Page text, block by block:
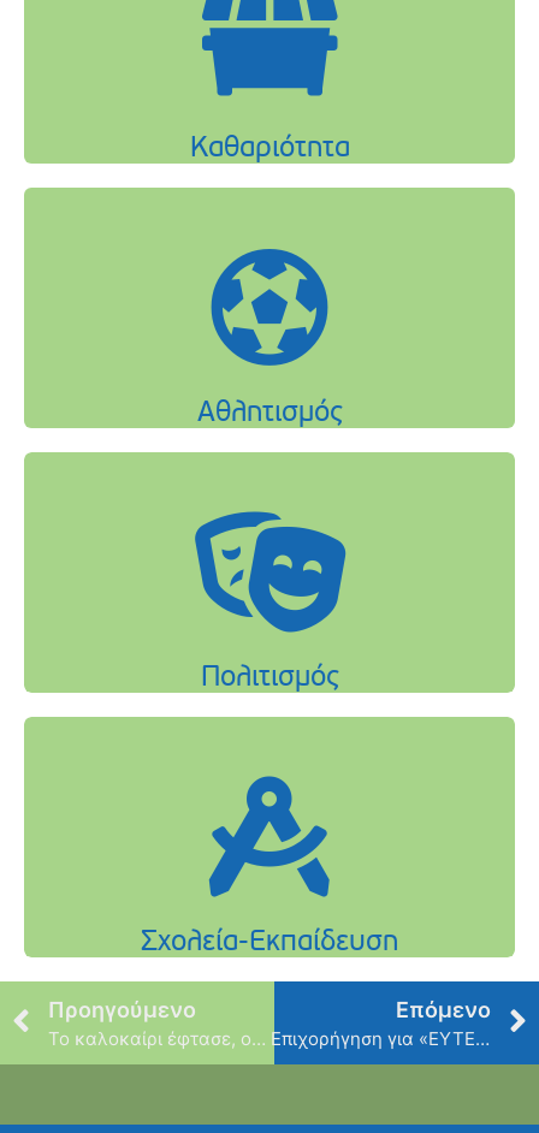
Προηγούμενο
Το καλοκαίρι έφτασε, ο πρώτος καύσωνας της χρονιάς…
Επόμενο
Επιχορήγηση για «ΕΥΤΕΡΠΗ»